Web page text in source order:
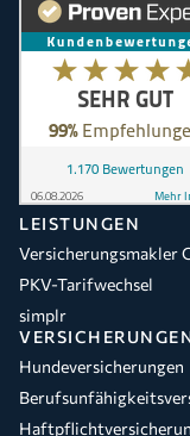
LEISTUNGEN
Versicherungsmakler
PKV-Tarifwechsel
simplr
Hundeversicherungen